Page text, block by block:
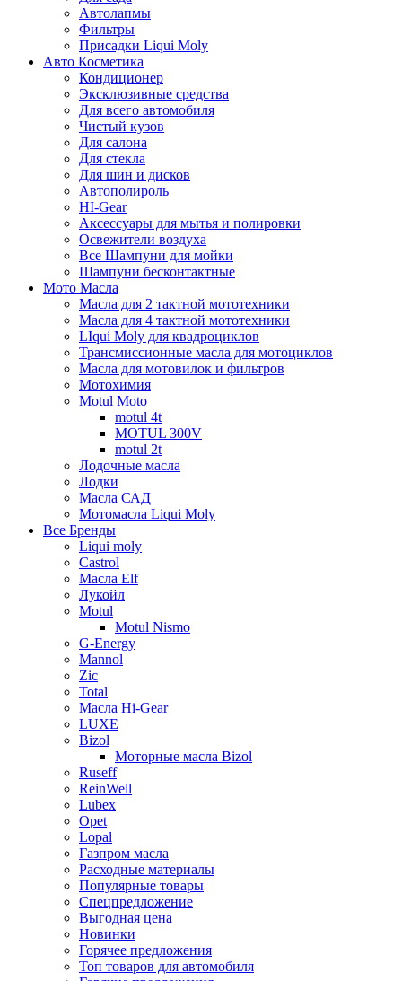
Автолапмы
Фильтры
Присадки Liqui Moly
Авто Косметика
Кондиционер
Эксклюзивные средства
Для всего автомобиля
Чистый кузов
Для салона
Для стекла
Для шин и дисков
Автополироль
HI-Gear
Аксессуары для мытья и полировки
Освежители воздуха
Все Шампуни для мойки
Шампуни бесконтактные
Мото Масла
Масла для 2 тактной мототехники
Масла для 4 тактной мототехники
LIqui Moly для квадроциклов
Трансмиссионные масла для мотоциклов
Масла для мотовилок и фильтров
Мотохимия
Motul Moto
motul 4t
MOTUL 300V
motul 2t
Лодочные масла
Лодки
Масла САД
Мотомасла Liqui Moly
Все Бренды
Liqui moly
Castrol
Масла Elf
Лукойл
Motul
Motul Nismo
G-Energy
Mannol
Zic
Total
Масла Hi-Gear
LUXE
Bizol
Моторные масла Bizol
Ruseff
ReinWell
Lubex
Opet
Lopal
Газпром масла
Расходные материалы
Популярные товары
Спецпредложение
Выгодная цена
Новинки
Горячее предложения
Топ товаров для автомобиля